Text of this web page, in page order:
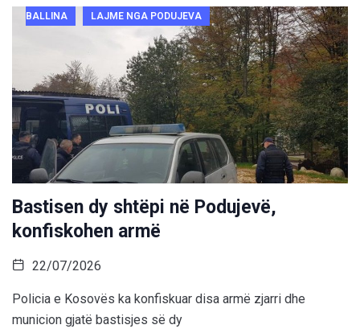
BALLINA LAJME NGA PODUJEVA
Bastisen dy shtëpi në Podujevë,
konfiskohen armë
22/07/2026
Policia e Kosovës ka konfiskuar disa armë zjarri dhe
municion gjatë bastisjes së dy